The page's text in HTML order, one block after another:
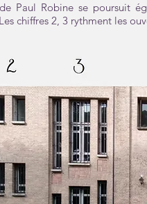
Paul Robine se poursuit
chiffres 2, 3 rythment les